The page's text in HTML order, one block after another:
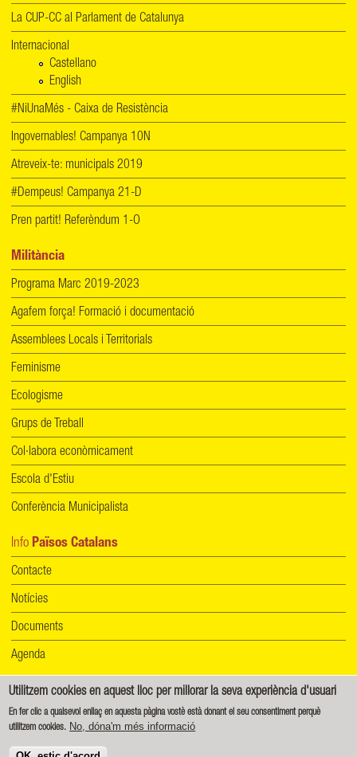
La CUP-CC al Parlament de Catalunya
Internacional
Castellano
English
#NiUnaMés - Caixa de Resistència
Ingovernables! Campanya 10N
Atreveix-te: municipals 2019
#Dempeus! Campanya 21-D
Pren partit! Referèndum 1-O
Militància
Programa Marc 2019-2023
Agafem força! Formació i documentació
Assemblees Locals i Territorials
Feminisme
Ecologisme
Grups de Treball
Col·labora econòmicament
Escola d'Estiu
Conferència Municipalista
Info Països Catalans
Contacte
Notícies
Documents
Agenda
Informació de protecció de dades Política de cookies
Creative Commons - Reconeixement-CompartirIgual 4.0 Internacional (CC BY-SA 4.0)
Utilitzem cookies en aquest lloc per millorar la seva experiència d'usuari
En fer clic a qualsevol enllaç en aquesta pàgina vostè està donant el seu consentiment perquè
utilitzem cookies. No, dóna'm més informació